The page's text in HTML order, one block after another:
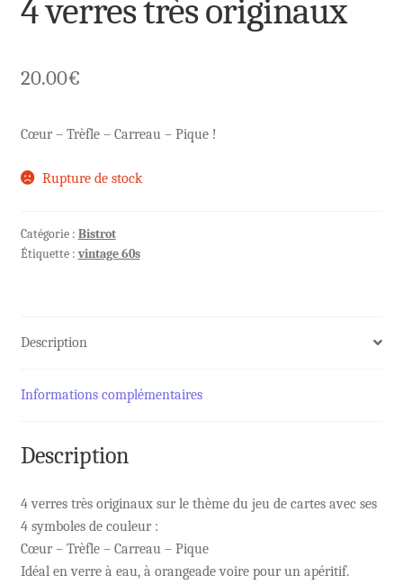
4 verres très originaux
20.00€
Cœur – Trèfle – Carreau – Pique !
Rupture de stock
Catégorie : Bistrot
Étiquette : vintage 60s
Description
Informations complémentaires
Description
4 verres très originaux sur le thème du jeu de cartes avec ses
4 symboles de couleur :
Cœur – Trèfle – Carreau – Pique
Idéal en verre à eau, à orangeade voire pour un apéritif.